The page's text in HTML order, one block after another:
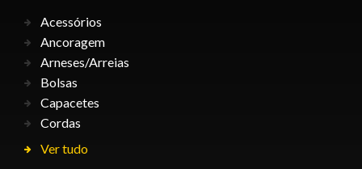
Acessórios
Ancoragem
Arneses/Arreias
Bolsas
Capacetes
Cordas
Ver tudo